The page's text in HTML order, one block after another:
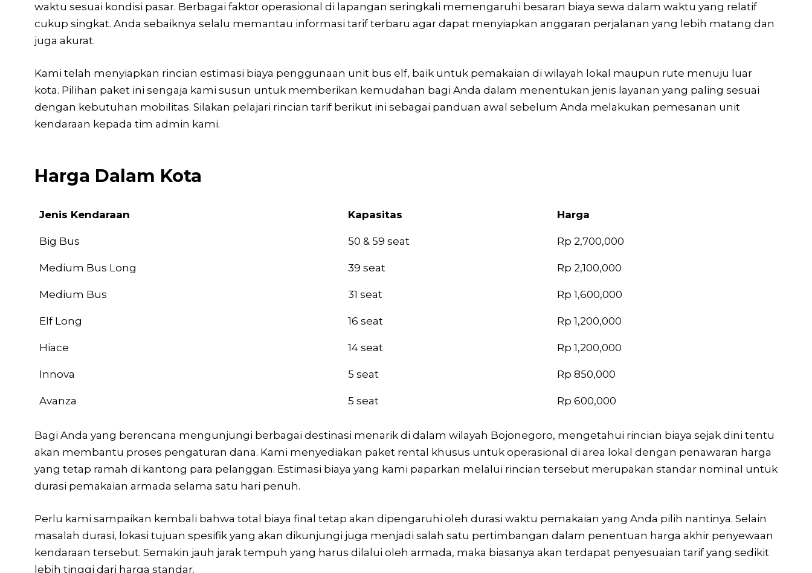
waktu sesuai kondisi pasar. Berbagai faktor operasional di lapangan seringkali memengaruhi besaran biaya sewa dalam waktu yang relatif
cukup singkat. Anda sebaiknya selalu memantau informasi tarif terbaru agar dapat menyiapkan anggaran perjalanan yang lebih matang dan
juga akurat.
Kami telah menyiapkan rincian estimasi biaya penggunaan unit bus elf, baik untuk pemakaian di wilayah lokal maupun rute menuju luar
kota. Pilihan paket ini sengaja kami susun untuk memberikan kemudahan bagi Anda dalam menentukan jenis layanan yang paling sesuai
dengan kebutuhan mobilitas. Silakan pelajari rincian tarif berikut ini sebagai panduan awal sebelum Anda melakukan pemesanan unit
kendaraan kepada tim admin kami.
Harga Dalam Kota
Jenis Kendaraan Kapasitas
Harga
Jenis Kendaraan
Kapasitas Harga
Big Bus 50 & 59 seat Rp 2,700,000
Medium Bus Long 39 seat Rp 2,100,000
Medium Bus 31 seat Rp 1,600,000
Elf Long 16 seat Rp 1,200,000
Hiace 14 seat Rp 1,200,000
Innova 5 seat Rp 850,000
Avanza 5 seat Rp 600,000
Bagi Anda yang berencana mengunjungi berbagai destinasi menarik di dalam wilayah Bojonegoro, mengetahui rincian biaya sejak dini tentu
akan membantu proses pengaturan dana. Kami menyediakan paket rental khusus untuk operasional di area lokal dengan penawaran harga
yang tetap ramah di kantong para pelanggan. Estimasi biaya yang kami paparkan melalui rincian tersebut merupakan standar nominal untuk
durasi pemakaian armada selama satu hari penuh.
Perlu kami sampaikan kembali bahwa total biaya final tetap akan dipengaruhi oleh durasi waktu pemakaian yang Anda pilih nantinya. Selain
masalah durasi, lokasi tujuan spesifik yang akan dikunjungi juga menjadi salah satu pertimbangan dalam penentuan harga akhir penyewaan
kendaraan tersebut. Semakin jauh jarak tempuh yang harus dilalui oleh armada, maka biasanya akan terdapat penyesuaian tarif yang sedikit
lebih tinggi dari harga standar.